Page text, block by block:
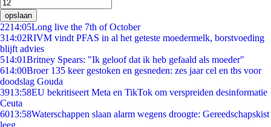
opslaan
2214:05Long live the 7th of October
314:02RIVM vindt PFAS in al het geteste moedermelk, borstvoeding
blijft advies
514:01Britney Spears: "Ik geloof dat ik heb gefaald als moeder"
614:00Broer 135 keer gestoken en gesneden: zes jaar cel en tbs voor
doodslag Gouda
3913:58EU bekritiseert Meta en TikTok om verspreiden desinformatie
Ceuta
6013:58Waterschappen slaan alarm wegens droogte: Gereedschapskist
leeg